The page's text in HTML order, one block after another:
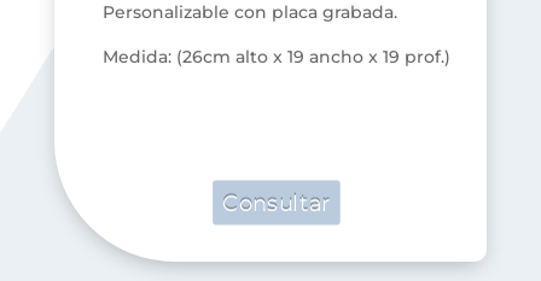
Personalizable con placa grabada.
Medida: (26cm alto x 19 ancho x 19 prof.)
Consultar